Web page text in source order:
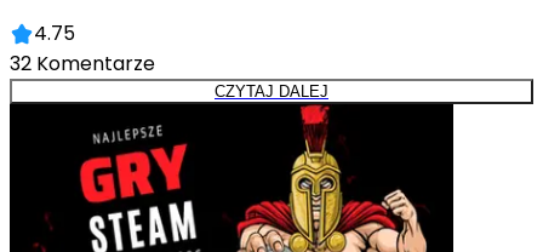
4.75
32 Komentarze
CZYTAJ DALEJ